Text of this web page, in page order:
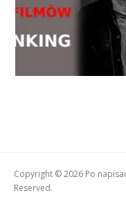
Copyright © 2026 Po
Reserved.